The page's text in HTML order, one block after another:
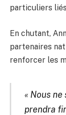
particuliers
En chutant,
partenaires
renforcer les
« Nous ne
prendra